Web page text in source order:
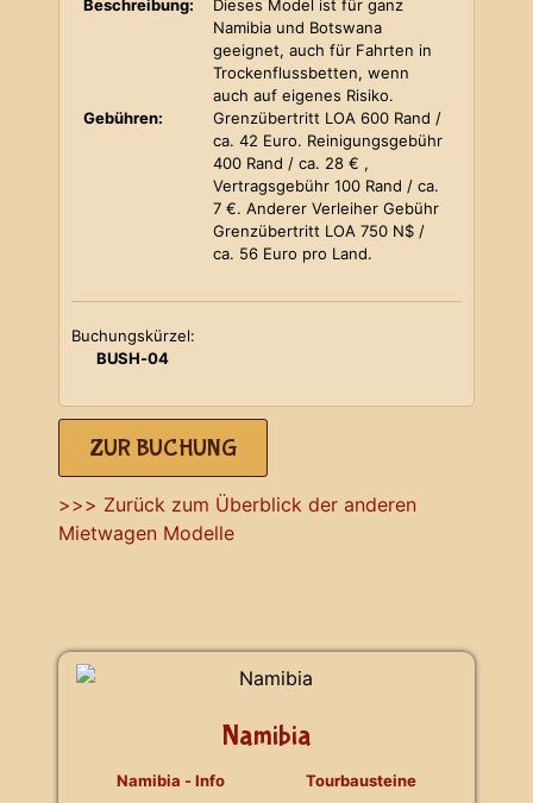
Beschreibung:
Dieses Model ist für ganz
Namibia und Botswana
geeignet, auch für Fahrten in
Trockenflussbetten, wenn
auch auf eigenes Risiko.
Gebühren:
Grenzübertritt LOA 600 Rand /
ca. 42 Euro. Reinigungsgebühr
400 Rand / ca. 28 € ,
Vertragsgebühr 100 Rand / ca.
7 €. Anderer Verleiher Gebühr
Grenzübertritt LOA 750 N$ /
ca. 56 Euro pro Land.
Buchungskürzel:
BUSH-04
ZUR BUCHUNG
>>> Zurück zum Überblick der anderen
Mietwagen Modelle
Namibia
Namibia - Info
Tourbausteine